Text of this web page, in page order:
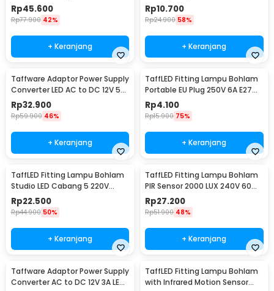
Control 220V E27 - GN-680
Rp45.600
Rp77.900 42%
+ Keranjang
19.5cm 1 PCS - HF-400
Rp10.700
Rp24.900 58%
+ Keranjang
Taffware Adaptor Power Supply
Converter LED AC to DC 12V 5A
60W - 1250
Rp32.900
Rp59.900 46%
+ Keranjang
TaffLED Fitting Lampu Bohlam
Portable EU Plug 250V 6A E27
with Switch - HF-100
Rp4.100
Rp15.900 75%
+ Keranjang
TaffLED Fitting Lampu Bohlam
Studio LED Cabang 5 220V
100W E27 - HU-500
Rp22.500
Rp44.900 50%
+ Keranjang
TaffLED Fitting Lampu Bohlam
PIR Sensor 2000 LUX 240V 60W
E27 - SP-150
Rp27.200
Rp51.900 48%
+ Keranjang
Taffware Adaptor Power Supply
Converter AC to DC 12V 3A LED
TaffLED Fitting Lampu Bohlam
with Infrared Motion Sensor